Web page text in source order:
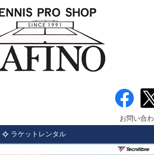
お問い合
ラケットレンタル